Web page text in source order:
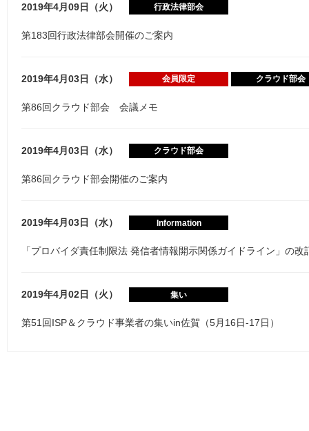
2019年4月09日（火） 行政法律部会
第183回行政法律部会開催のご案内
2019年4月03日（水） 会員限定 クラウド部会
第86回クラウド部会 会議メモ
2019年4月03日（水） クラウド部会
第86回クラウド部会開催のご案内
2019年4月03日（水） Information
「プロバイダ責任制限法 発信者情報開示関係ガイドライン」の改
2019年4月02日（火） 集い
第51回ISP＆クラウド事業者の集いin佐賀（5月16日-17日）